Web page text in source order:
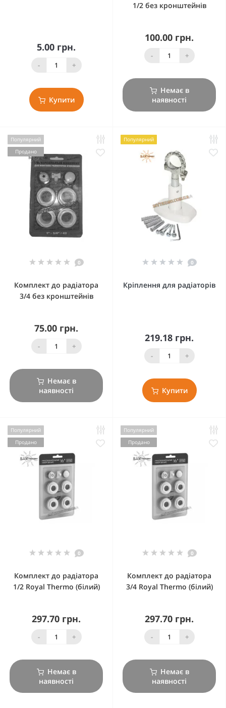
5.00 грн.
- +
Купити
1/2 без кронштейнів
100.00 грн.
- +
Немає в
наявності
Популярний
Продано
0
Комплект до радіатора
3/4 без кронштейнів
75.00 грн.
- +
Немає в
наявності
Популярний
0
Кріплення для радіаторів
219.18 грн.
- +
Купити
Популярний
Продано
0
Комплект до радіатора
1/2 Royal Thermo (білий)
297.70 грн.
- +
Немає в
наявності
Популярний
Продано
0
Комплект до радіатора
3/4 Royal Thermo (білий)
297.70 грн.
- +
Немає в
наявності